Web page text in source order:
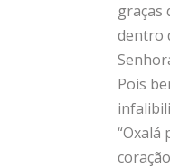
graças
dentro
Pois
“Oxalá